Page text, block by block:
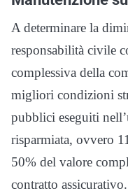
A determinare la
responsabilità civile
complessiva della
migliori condizioni
pubblici eseguiti
risparmiata, ovvero
50% del valore
contratto assicurativo.